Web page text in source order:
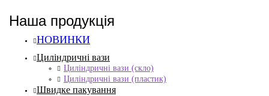
Наша продукція
НОВИНКИ
Циліндричні вази
Циліндричні вази (скло)
Циліндричні вази (пластик)
Швидке пакування